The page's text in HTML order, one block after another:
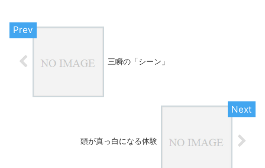
三瞬の「シーン」
頭が真っ白になる体験